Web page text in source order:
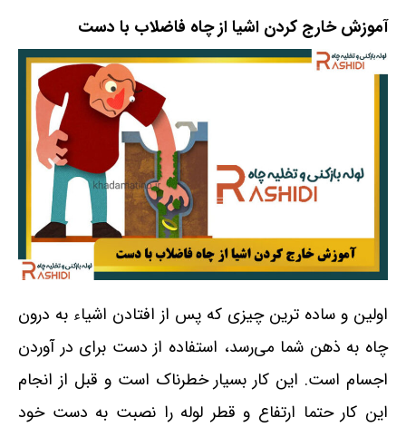
آموزش خارج کردن اشیا از چاه فاضلاب با دست
اولین و ساده ترین چیزی که پس از افتادن اشیاء به درون
چاه به ذهن شما می‌رسد، استفاده از دست برای در آوردن
اجسام است. این کار بسیار خطرناک است و قبل از انجام
این کار حتما ارتفاع و قطر لوله را نصبت به دست خود